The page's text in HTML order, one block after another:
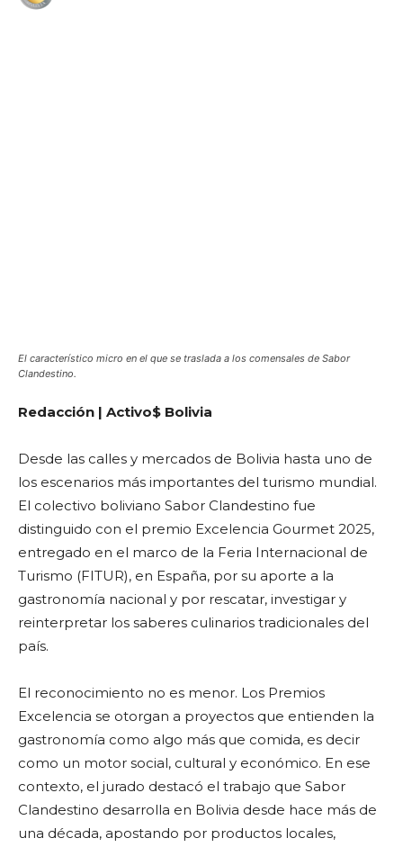
El característico micro en el que se traslada a los comensales de Sabor
Clandestino.
Redacción | Activo$ Bolivia
Desde las calles y mercados de Bolivia hasta uno de
los escenarios más importantes del turismo mundial.
El colectivo boliviano Sabor Clandestino fue
distinguido con el premio Excelencia Gourmet 2025,
entregado en el marco de la Feria Internacional de
Turismo (FITUR), en España, por su aporte a la
gastronomía nacional y por rescatar, investigar y
reinterpretar los saberes culinarios tradicionales del
país.
El reconocimiento no es menor. Los Premios
Excelencia se otorgan a proyectos que entienden la
gastronomía como algo más que comida, es decir
como un motor social, cultural y económico. En ese
contexto, el jurado destacó el trabajo que Sabor
Clandestino desarrolla en Bolivia desde hace más de
una década, apostando por productos locales,